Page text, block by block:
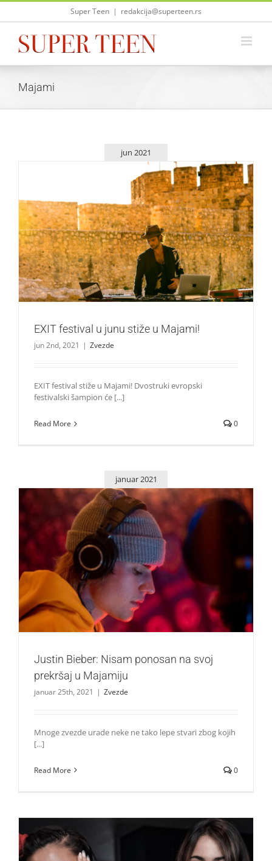
Skip
Super Teen | redakcija@superteen.rs
Majami
jun 2021
EXIT festival u junu stiže u Majami!
Zvezde
EXIT festival u junu stiže u Majami!
jun 2nd, 2021 | Zvezde
EXIT festival stiže u Majami! Dvostruki evropski
festivalski šampion će [...]
Read More 0
januar 2021
Justin Bieber: Nisam ponosan na svoj prekršaj u Majamiju
Zvezde
Justin Bieber: Nisam ponosan na svoj
prekršaj u Majamiju
januar 25th, 2021 | Zvezde
Mnoge zvezde urade neke ne tako lepe stvari zbog kojih
[...]
Read More 0